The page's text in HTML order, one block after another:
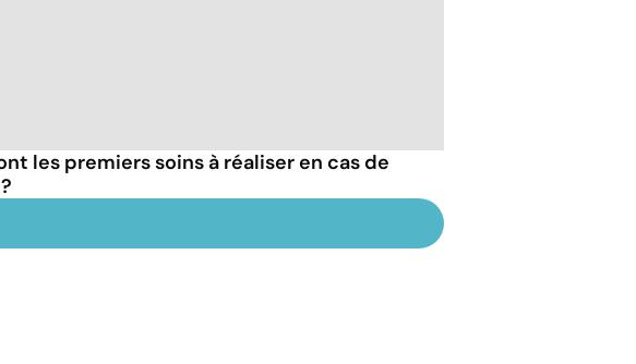
les premiers soins à réaliser en cas de